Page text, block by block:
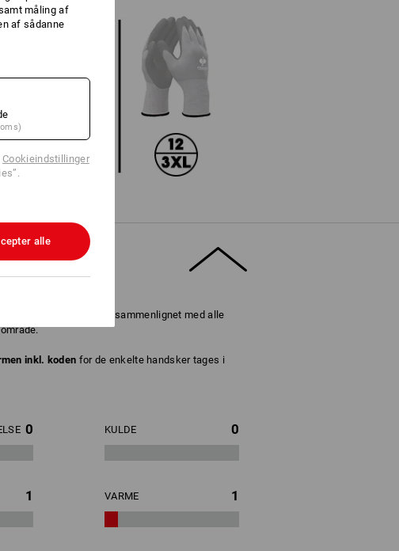
blev vurderet sammenlignet med alle
inkl. koden for de enkelte handsker tages i
0 KULDE 0
1 VARME 1
måling af
af sådanne
Cookieindstillinger
alle